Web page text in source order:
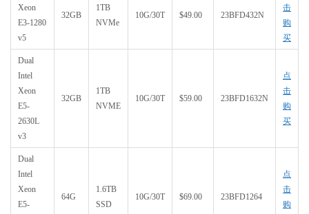
Xeon
E3-1280
v5
32GB
1TB
NVMe
10G/30T $49.00 23BFD432N
击
购
买
Dual
Intel
Xeon
E5-
2630L
v3
32GB
1TB
NVME
10G/30T $59.00 23BFD1632N
点
击
购
买
Dual
Intel
Xeon
E5-
64G
1.6TB
SSD
10G/30T $69.00 23BFD1264
点
击
购